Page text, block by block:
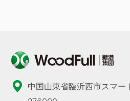
中国山東省臨沂西市スマー